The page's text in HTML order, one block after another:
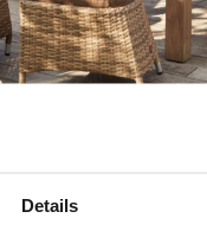
Details
– und Balkon einen
die platzsparende